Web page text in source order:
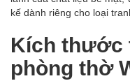
kế dành riêng cho loại
Kích thước
phòng thờ